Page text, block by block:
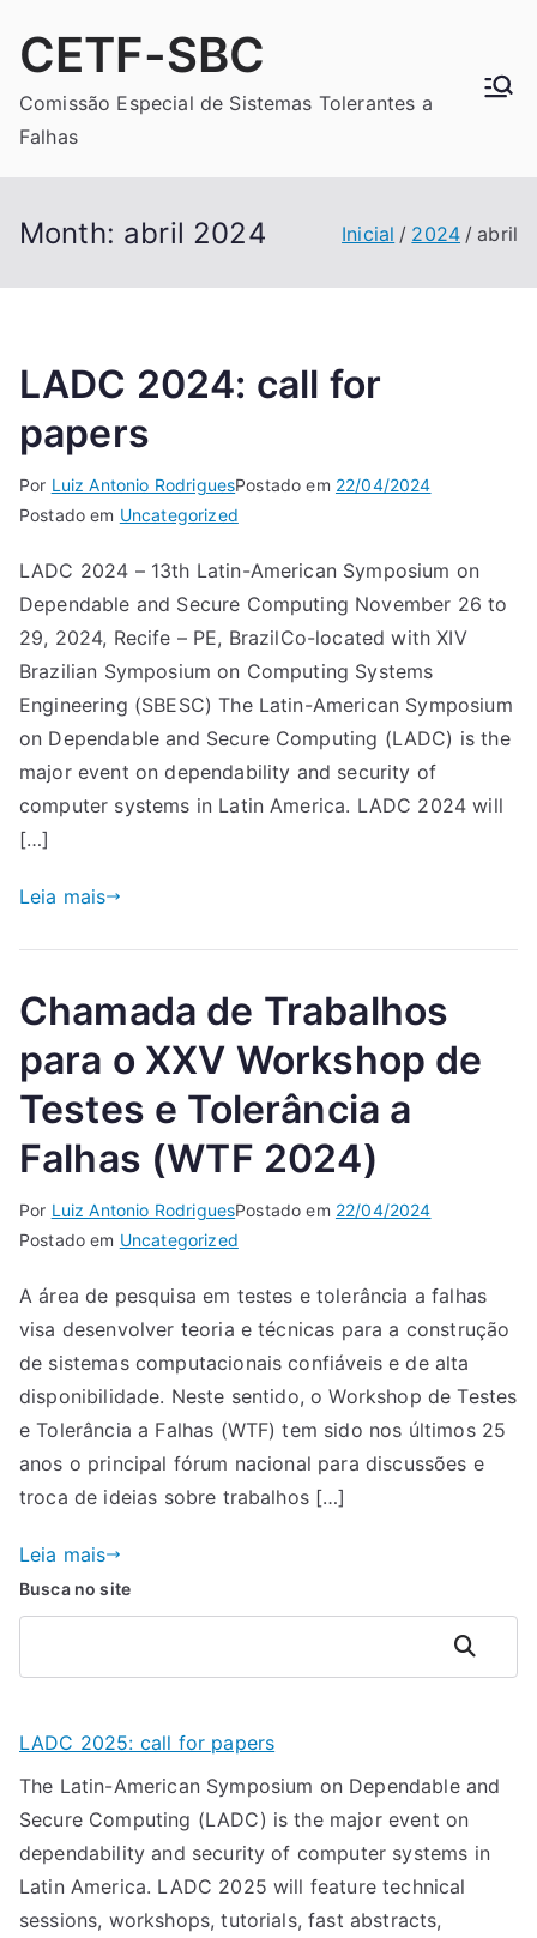
para
conteúdo
CETF-SBC
Comissão Especial de Sistemas Tolerantes a
Falhas
Month: abril 2024 Inicial 2024 abril
LADC 2024: call for
papers
Por Luiz Antonio RodriguesPostado em 22/04/2024
Postado em Uncategorized
LADC 2024 – 13th Latin-American Symposium on
Dependable and Secure Computing November 26 to
29, 2024, Recife – PE, BrazilCo-located with XIV
Brazilian Symposium on Computing Systems
Engineering (SBESC) The Latin-American Symposium
on Dependable and Secure Computing (LADC) is the
major event on dependability and security of
computer systems in Latin America. LADC 2024 will
[…]
Leia mais
Chamada de Trabalhos
para o XXV Workshop de
Testes e Tolerância a
Falhas (WTF 2024)
Por Luiz Antonio RodriguesPostado em 22/04/2024
Postado em Uncategorized
A área de pesquisa em testes e tolerância a falhas
visa desenvolver teoria e técnicas para a construção
de sistemas computacionais confiáveis e de alta
disponibilidade. Neste sentido, o Workshop de Testes
e Tolerância a Falhas (WTF) tem sido nos últimos 25
anos o principal fórum nacional para discussões e
troca de ideias sobre trabalhos […]
Leia mais
Busca no site
Pesquisar
LADC 2025: call for papers
The Latin-American Symposium on Dependable and
Secure Computing (LADC) is the major event on
dependability and security of computer systems in
Latin America. LADC 2025 will feature technical
sessions, workshops, tutorials, fast abstracts,